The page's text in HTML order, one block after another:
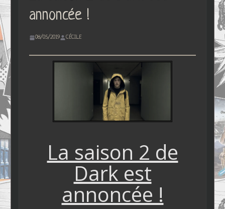
annoncée !
08/05/2019 CÉCILE
La saison 2 de
Dark est
annoncée !